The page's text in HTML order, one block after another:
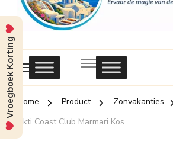
Griekse
Eilanden
Home Product Zonvakanties
Akti Coast Club Marmari Kos
Vroegboek Korting